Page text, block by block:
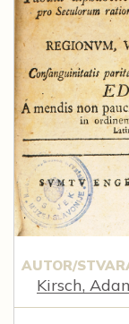
AUTOR/
Kirsch,